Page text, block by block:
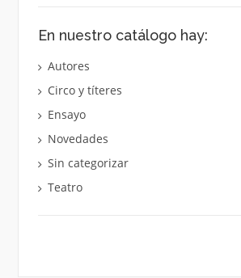
En nuestro catálogo hay:
Autores
Circo y títeres
Ensayo
Novedades
Sin categorizar
Teatro